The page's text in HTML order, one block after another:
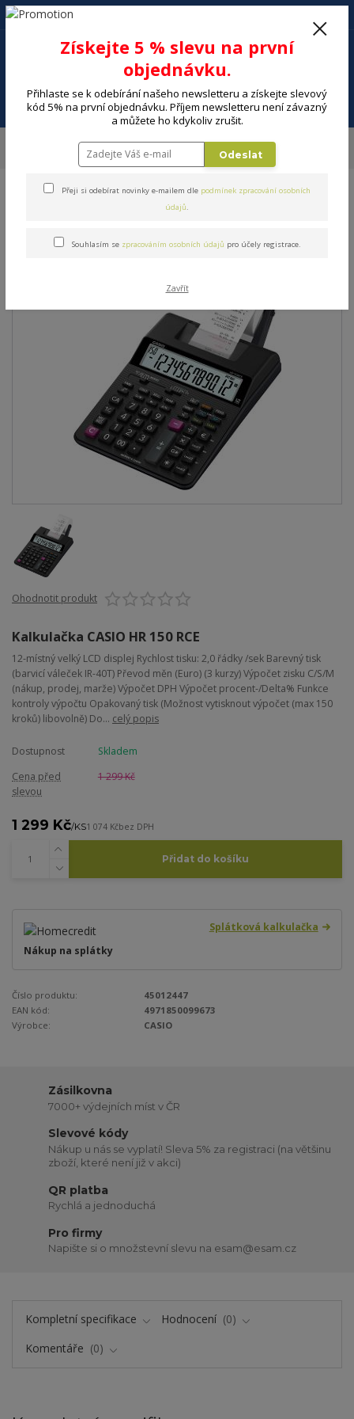
Menu
+420 602 494 600
Kalkulačka CASIO HR 150 RCE
Ohodnotit produkt
Kalkulačka CASIO HR 150 RCE
12-místný velký LCD displej Rychlost tisku: 2,0 řádky /sek Barevný tisk
(barvicí váleček IR-40T) Převod měn (Euro) (3 kurzy) Výpočet zisku C/S/M
(nákup, prodej, marže) Výpočet DPH Výpočet procent-/Delta% Funkce
kontroly výpočtu Opakovaný tisk (Možnost vytisknout výpočet (max 150
kroků) libovolně) Do... celý popis
Dostupnost
Skladem
Cena před
slevou
1 299 Kč
1 299 Kč/KS1 074 Kčbez DPH
Přidat do košíku
Splátková kalkulačka
Nákup na splátky
Číslo produktu:
45012447
EAN kód:
4971850099673
Výrobce:
CASIO
Zásilkovna
7000+ výdejních míst v ČR
Slevové kódy
Nákup u nás se vyplatí! Sleva 5% za registraci (na většinu
zboží, které není již v akci)
QR platba
Rychlá a jednoduchá
Pro firmy
Napište si o množstevní slevu na esam@esam.cz
Kompletní specifikace Hodnocení
0
Komentáře
0
Získejte 5 % slevu na první
objednávku.
Přihlaste se k odebírání našeho newsletteru a získejte slevový
kód 5% na první objednávku. Příjem newsletteru není závazný
a můžete ho kdykoliv zrušit.
Odeslat
Přeji si odebírat novinky e-mailem dle podmínek zpracování osobních
údajů.
Souhlasím se zpracováním osobních údajů pro účely registrace.
Zavřít